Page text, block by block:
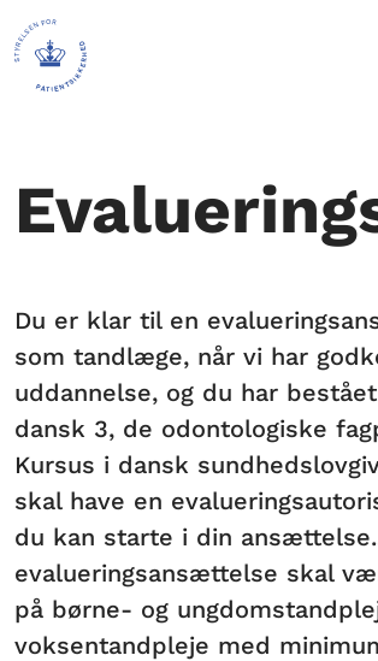
Du er klar til en
som tandlæge, når vi har
uddannelse, og du har
dansk 3, de odontologiske
Kursus i dansk
skal have en
du kan starte i din
evalueringsansættelse skal
på børne- og
voksentandpleje med